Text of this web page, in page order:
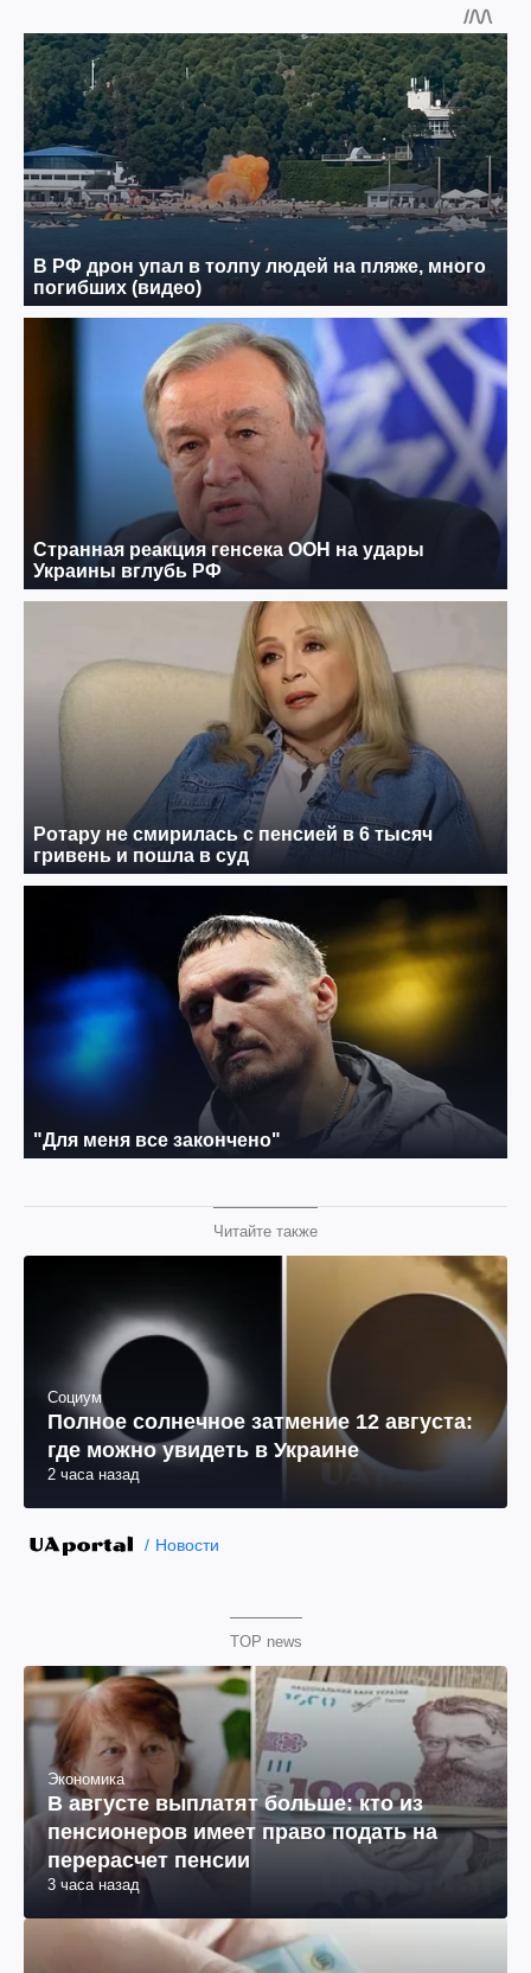
Читайте также
Социум
Полное солнечное затмение 12 августа:
где можно увидеть в Украине
2 часа назад
Новости
TOP news
Экономика
В августе выплатят больше: кто из
пенсионеров имеет право подать на
перерасчет пенсии
3 часа назад